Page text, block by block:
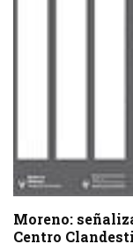
Moreno:
Centro